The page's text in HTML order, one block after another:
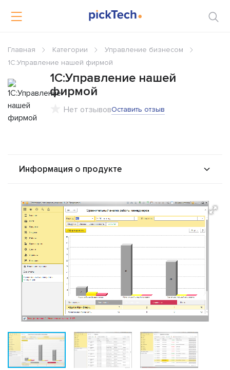
Главная Категории
Управление бизнесом
1C:Управление нашей фирмой
1C:Управление нашей
фирмой
Нет отзывовОставить отзыв
Информация о продукте
Стоимость
Интеграторы
Альтернативы
Сравнения
Отзывы